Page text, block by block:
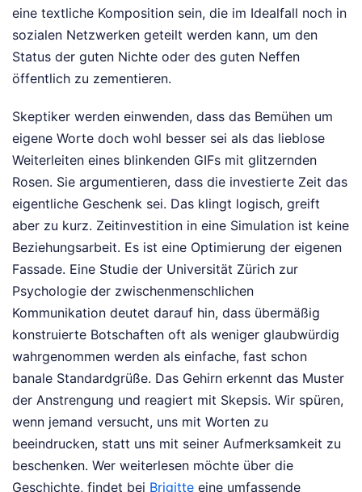
eine textliche Komposition sein, die im Idealfall noch in
sozialen Netzwerken geteilt werden kann, um den
Status der guten Nichte oder des guten Neffen
öffentlich zu zementieren.
Skeptiker werden einwenden, dass das Bemühen um
eigene Worte doch wohl besser sei als das lieblose
Weiterleiten eines blinkenden GIFs mit glitzernden
Rosen. Sie argumentieren, dass die investierte Zeit das
eigentliche Geschenk sei. Das klingt logisch, greift
aber zu kurz. Zeitinvestition in eine Simulation ist keine
Beziehungsarbeit. Es ist eine Optimierung der eigenen
Fassade. Eine Studie der Universität Zürich zur
Psychologie der zwischenmenschlichen
Kommunikation deutet darauf hin, dass übermäßig
konstruierte Botschaften oft als weniger glaubwürdig
wahrgenommen werden als einfache, fast schon
banale Standardgrüße. Das Gehirn erkennt das Muster
der Anstrengung und reagiert mit Skepsis. Wir spüren,
wenn jemand versucht, uns mit Worten zu
beeindrucken, statt uns mit seiner Aufmerksamkeit zu
beschenken. Wer weiterlesen möchte über die
Geschichte, findet bei Brigitte eine umfassende